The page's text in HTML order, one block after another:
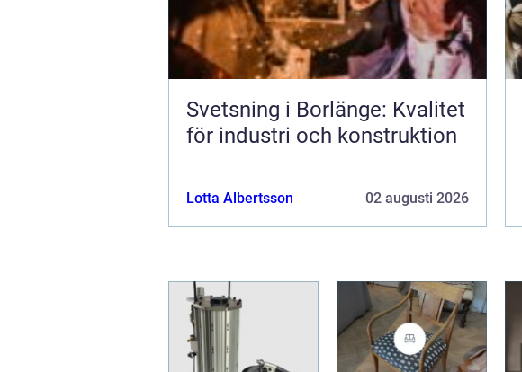
Svetsning i Borlänge: Kvalitet
för industri och konstruktion
Lotta Albertsson 02 augusti 2026